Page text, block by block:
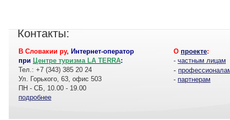
Контакты:
В Словакии ру, Интернет-оператор
при Центре туризма LA TERRA:
Тел.: +7 (343) 385 20 24
Ул. Горького, 63, офис 503
ПН - СБ, 10.00 - 19.00
подробнее
О проекте:
- частным лицам
-
- партнерам